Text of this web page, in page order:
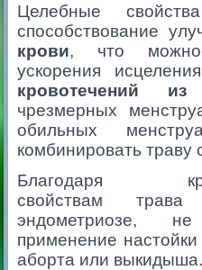
Целебные
способствование
крови, что можно
ускорения
кровотечений
чрезмерных
обильных
комбинировать
Благодаря
свойствам трава
эндометриозе,
применение
аборта или выкидыша.